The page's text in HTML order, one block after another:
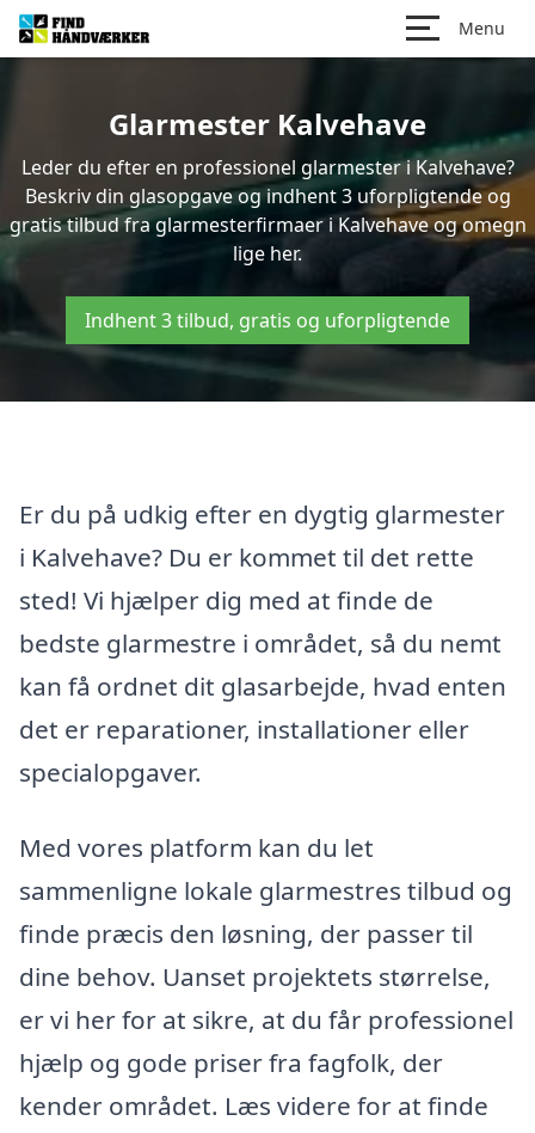
Menu
Glarmester Kalvehave
Leder du efter en professionel glarmester i Kalvehave?
Beskriv din glasopgave og indhent 3 uforpligtende og
gratis tilbud fra glarmesterfirmaer i Kalvehave og omegn
lige her.
Indhent 3 tilbud, gratis og uforpligtende
Er du på udkig efter en dygtig glarmester
i Kalvehave? Du er kommet til det rette
sted! Vi hjælper dig med at finde de
bedste glarmestre i området, så du nemt
kan få ordnet dit glasarbejde, hvad enten
det er reparationer, installationer eller
specialopgaver.
Med vores platform kan du let
sammenligne lokale glarmestres tilbud og
finde præcis den løsning, der passer til
dine behov. Uanset projektets størrelse,
er vi her for at sikre, at du får professionel
hjælp og gode priser fra fagfolk, der
kender området. Læs videre for at finde